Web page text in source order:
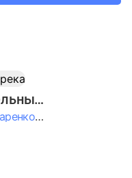
Любознательные Дети
Юлиана Бондаренко & Амелия Колпакова & Егор Егоров & Валерия Шевченко & Ксюша Косичкина